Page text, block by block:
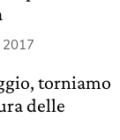
2017
torniamo
delle